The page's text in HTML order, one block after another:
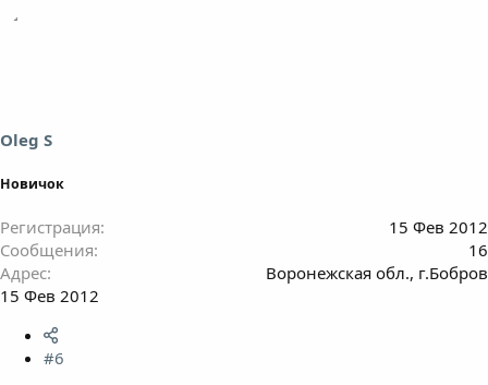
Oleg S
Новичок
Регистрация
15 Фев 2012
Сообщения
16
Адрес
Воронежская обл., г.Бобров
15 Фев 2012
#6